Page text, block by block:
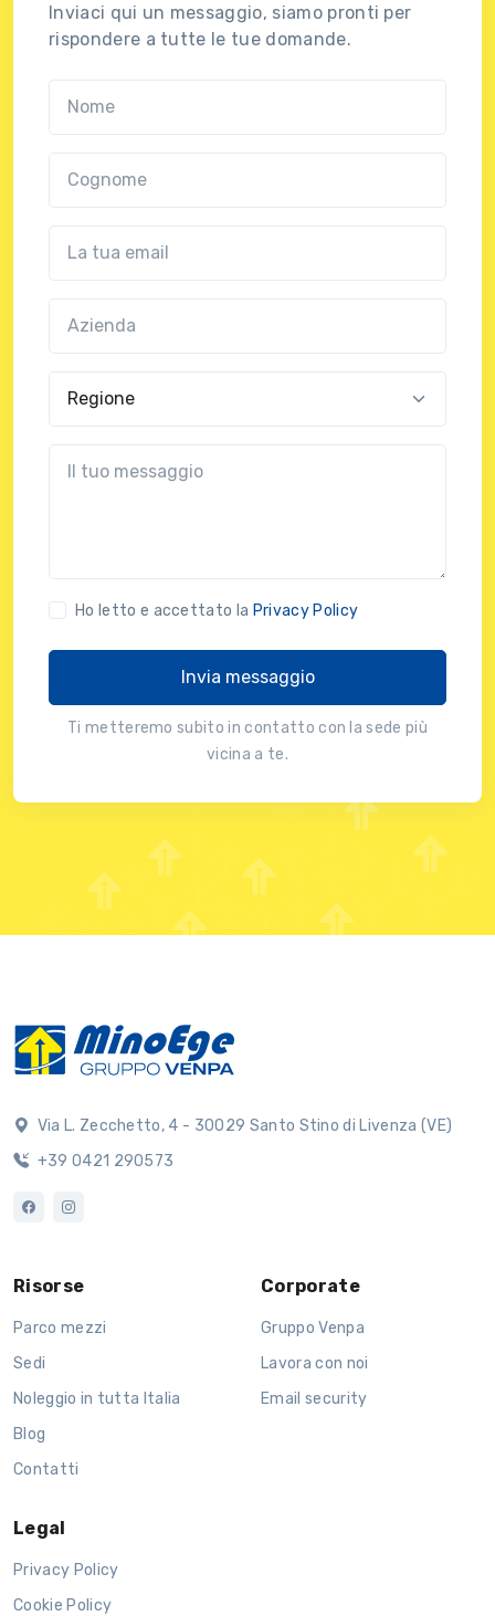
Inviaci qui un messaggio, siamo pronti per
rispondere a tutte le tue domande.
Ho letto e accettato la Privacy Policy
Invia messaggio
Ti metteremo subito in contatto con la sede più
vicina a te.
Via L. Zecchetto, 4 - 30029 Santo Stino di Livenza (VE)
+39 0421 290573
Risorse
Parco mezzi
Sedi
Noleggio in tutta Italia
Blog
Contatti
Corporate
Gruppo Venpa
Lavora con noi
Email security
Legal
Privacy Policy
Cookie Policy